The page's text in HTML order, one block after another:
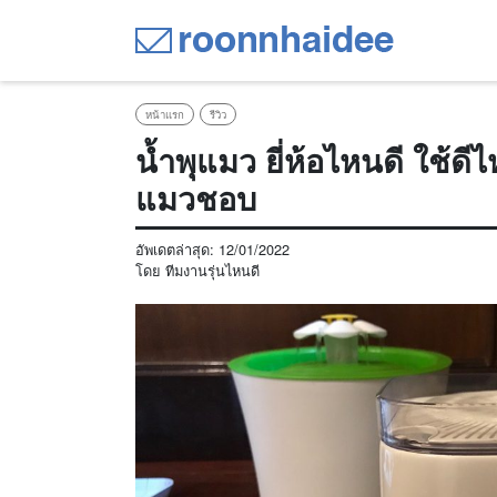
หน้าแรก รีวิว
น้ำพุแมว ยี่ห้อไหนดี ใช้ดี
แมวชอบ
อัพเดตล่าสุด: 12/01/2022
โดย ทีมงานรุ่นไหนดี